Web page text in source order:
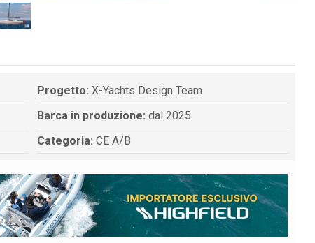
Progetto: X-Yachts Design Team
Barca in produzione: dal 2025
Categoria: CE A/B